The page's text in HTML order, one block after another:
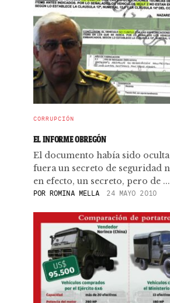
CORRUPCIÓN
EL INFORME OBREGÓN
El documento había sido
fuera un secreto de seguridad
en efecto, un secreto, pero de ...
POR ROMINA MELLA 24 MAYO 2010